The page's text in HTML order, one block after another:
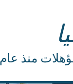
منذ عام 1993